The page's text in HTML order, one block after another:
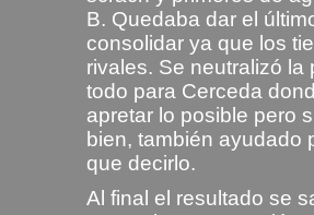
B. Quedaba dar el
consolidar ya que los
rivales. Se neutralizó
todo para Cerceda
apretar lo posible pero
bien, también ayudado
que decirlo.
Al final el resultado se